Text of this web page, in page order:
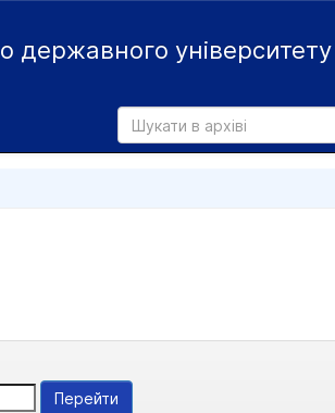
державного університету